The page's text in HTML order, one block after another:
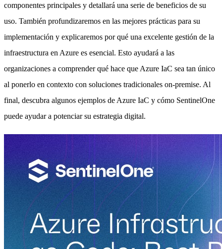
componentes principales y detallará una serie de beneficios de su
uso. También profundizaremos en las mejores prácticas para su
implementación y explicaremos por qué una excelente gestión de la
infraestructura en Azure es esencial. Esto ayudará a las
organizaciones a comprender qué hace que Azure IaC sea tan único
al ponerlo en contexto con soluciones tradicionales on-premise. Al
final, descubra algunos ejemplos de Azure IaC y cómo SentinelOne
puede ayudar a potenciar su estrategia digital.